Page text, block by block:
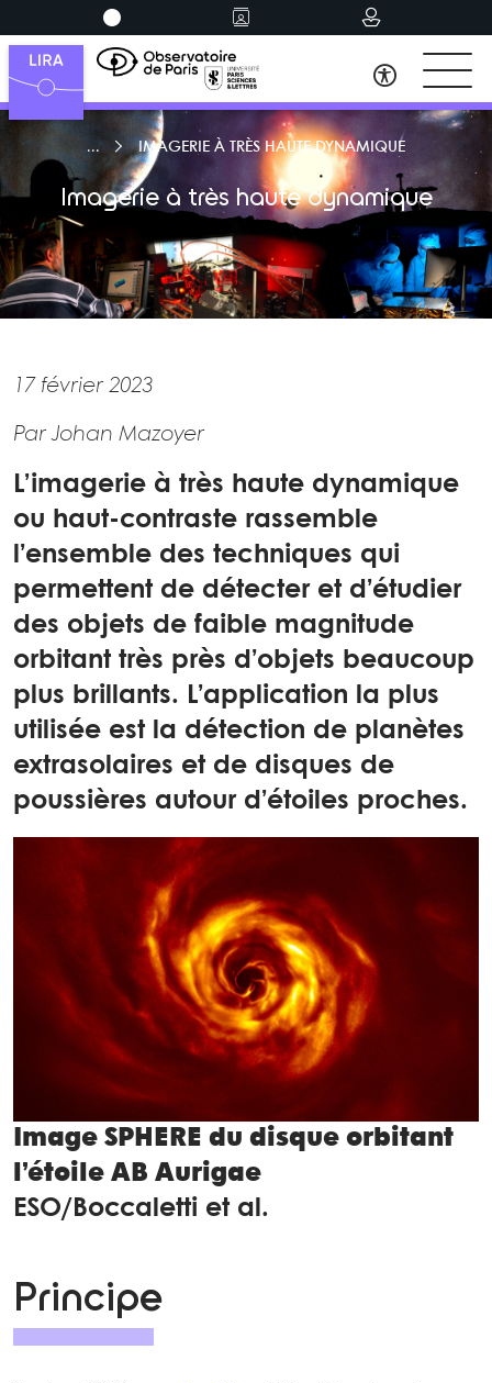
IMAGERIE À TRÈS HAUTE DYNAMIQUE
Imagerie à très haute dynamique
17 février 2023
Par Johan Mazoyer
L’imagerie à très haute dynamique
ou haut-contraste rassemble
l’ensemble des techniques qui
permettent de détecter et d’étudier
des objets de faible magnitude
orbitant très près d’objets beaucoup
plus brillants. L’application la plus
utilisée est la détection de planètes
extrasolaires et de disques de
poussières autour d’étoiles proches.
Image SPHERE du disque orbitant
l’étoile AB Aurigae
ESO/Boccaletti et al.
Principe